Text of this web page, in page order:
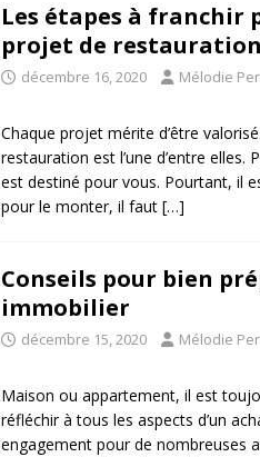
Les étapes à franchir
projet de restauration
décembre 16, 2020 Mélodie
Chaque projet mérite d’être
restauration est l’une d’entre elles.
est destiné pour vous. Pourtant, il
pour le monter, il faut […]
Conseils pour bien
immobilier
décembre 15, 2020 Mélodie
Maison ou appartement, il est
réfléchir à tous les aspects d’un
engagement pour de nombreuses